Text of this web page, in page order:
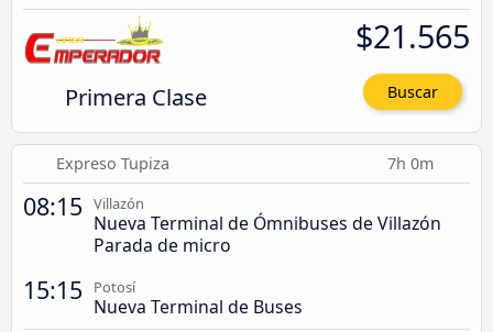
Primera Clase
$21.565
Buscar
Expreso Tupiza 7h 0m
08:15 Villazón
Nueva Terminal de Ómnibuses de Villazón
Parada de micro
15:15 Potosí
Nueva Terminal de Buses